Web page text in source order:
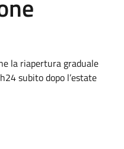
la riapertura graduale
subito dopo l’estate